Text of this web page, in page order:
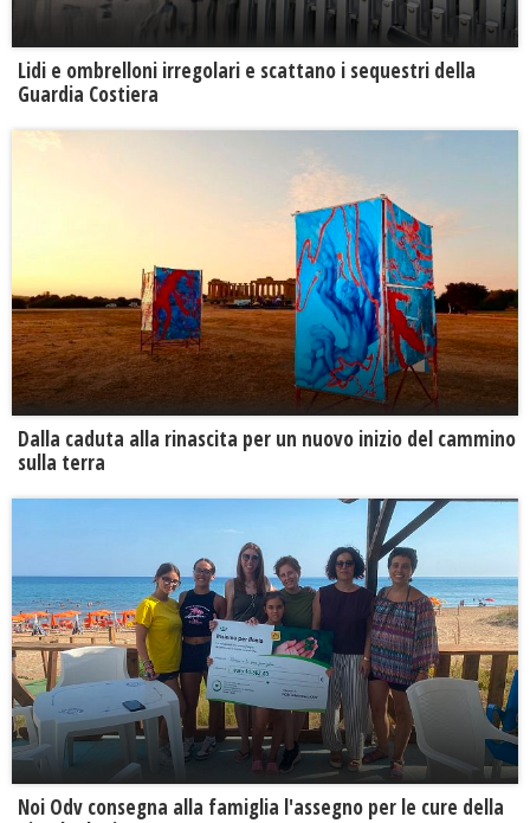
Lidi e ombrelloni irregolari e scattano i sequestri della
Guardia Costiera
Dalla caduta alla rinascita per un nuovo inizio del cammino
sulla terra
Noi Odv consegna alla famiglia l'assegno per le cure della